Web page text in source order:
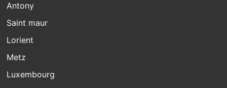
Antony
Saint maur
Lorient
Metz
Luxembourg